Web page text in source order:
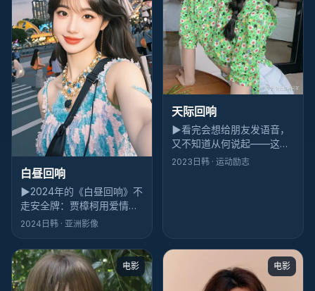
白昼回响
▶2024年的《白昼回响》不
走安全牌：贾樟柯用爱情做
壳，把「日常」撕开给观众
桌，不响但震手。
2024 日韩 · 亚洲影像
天际回响
▶看完会想给朋友发语音，
又不知道从何说起——这就
是《天际回响》的魔力：喜
2023 日韩 · 运动励志
电影 电影